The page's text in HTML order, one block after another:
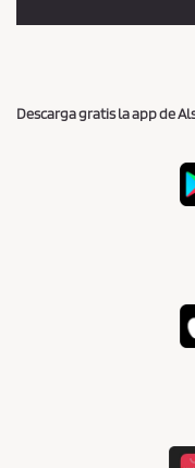
Descarga gratis la app de